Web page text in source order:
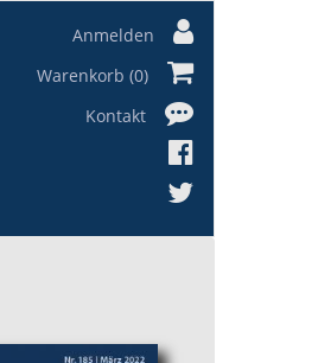
Anmelden
Warenkorb (0)
Kontakt